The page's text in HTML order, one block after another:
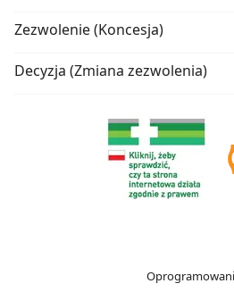
Zezwolenie (Koncesja)
Decyzja (Zmiana zezwolenia)